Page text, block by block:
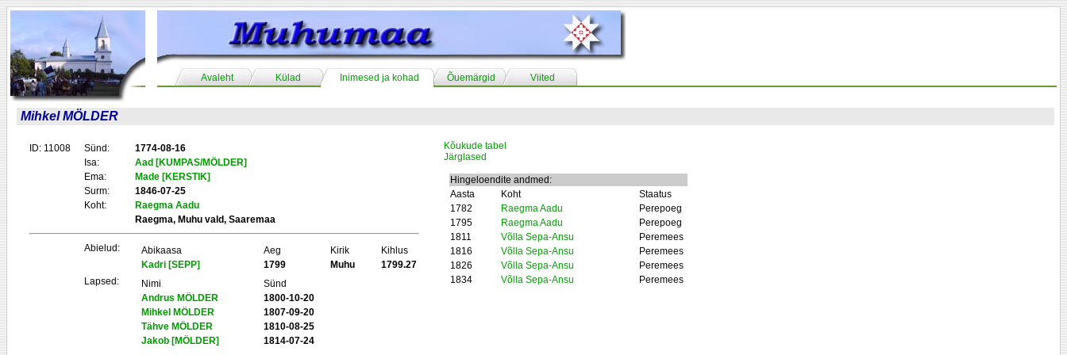
Avaleht Külad Inimesed ja kohad Õuemärgid Viited
Mihkel MÖLDER
ID: 11008 Sünd:
1774-08-16
Isa:
Aad [KUMPAS/MÖLDER]
Ema:
Made [KERSTIK]
Surm:
1846-07-25
Koht:
Raegma Aadu
Raegma, Muhu vald, Saaremaa
Abielud: Abikaasa Aeg Kirik
Kihlus
Kadri [SEPP]
1799 Muhu
1799.27
Lapsed:
Nimi
Sünd
Andrus MÖLDER
1800-10-20
Mihkel MÖLDER
1807-09-20
Tähve MÖLDER
1810-08-25
Jakob [MÖLDER]
1814-07-24
Kõukude tabel
Järglased
Hingeloendite andmed:
Aasta
Koht
Staatus
1782
Raegma Aadu
Perepoeg
1795
Raegma Aadu
Perepoeg
1811
Võlla Sepa-Ansu
Peremees
1816
Võlla Sepa-Ansu
Peremees
1826
Võlla Sepa-Ansu
Peremees
1834
Võlla Sepa-Ansu Peremees